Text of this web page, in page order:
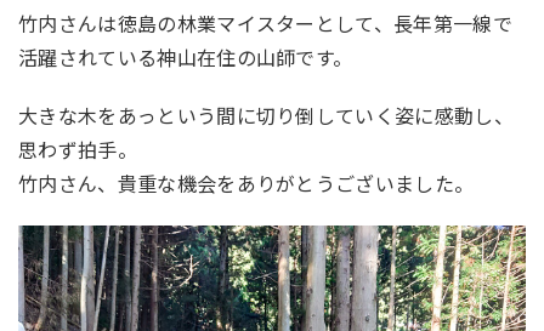
竹内さんは徳島の林業マイスターとして、長年第一線で
活躍されている神山在住の山師です。
大きな木をあっという間に切り倒していく姿に感動し、
思わず拍手。
竹内さん、貴重な機会をありがとうございました。